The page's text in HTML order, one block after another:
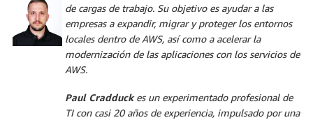
de cargas de trabajo. Su objetivo es ayudar a las
empresas a expandir, migrar y proteger los entornos
locales dentro de AWS, así como a acelerar la
modernización de las aplicaciones con los servicios de
AWS.
Paul Cradduckes un experimentado profesional de
TI con casi 20 años de experiencia, impulsado por una